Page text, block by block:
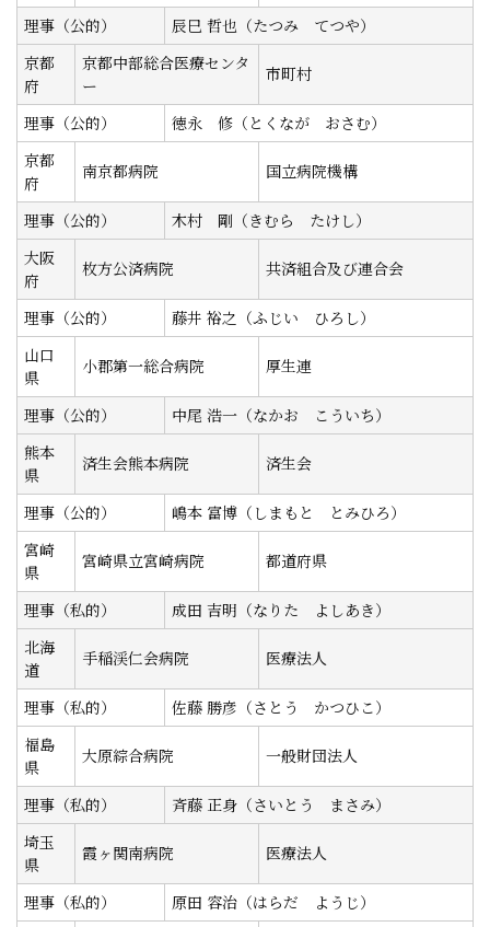
理事（公的）
辰巳 哲也（たつみ てつや）
京都
府
京都中部総合医療センタ
ー
市町村
理事（公的）
徳永 修（とくなが おさむ）
京都
府
南京都病院 国立病院機構
理事（公的）
木村 剛（きむら たけし）
大阪
府
枚方公済病院 共済組合及び連合会
理事（公的）
藤井 裕之（ふじい ひろし）
山口
県
小郡第一総合病院 厚生連
理事（公的）
中尾 浩一（なかお こういち）
熊本
県
済生会熊本病院 済生会
理事（公的）
嶋本 富博（しまもと とみひろ）
宮崎
県
宮崎県立宮崎病院 都道府県
理事（私的）
成田 吉明（なりた よしあき）
北海
道
手稲渓仁会病院 医療法人
理事（私的）
佐藤 勝彦（さとう かつひこ）
福島
県
大原綜合病院 一般財団法人
理事（私的）
斉藤 正身（さいとう まさみ）
埼玉
県
霞ヶ関南病院 医療法人
理事（私的）
原田 容治（はらだ ようじ）